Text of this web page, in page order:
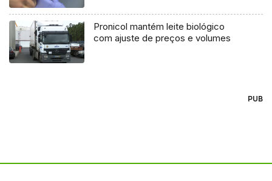
Pronicol mantém leite biológico
com ajuste de preços e volumes
PUB